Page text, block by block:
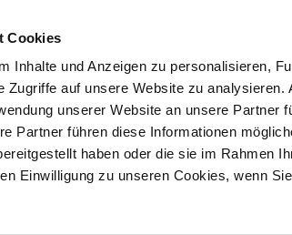
Cookies
Inhalte und Anzeigen zu personalisieren,
Zugriffe auf unsere Website zu analysieren.
unserer Website an unsere Partner
Partner führen diese Informationen
haben oder die sie im Rahmen
Einwilligung zu unseren Cookies, wenn